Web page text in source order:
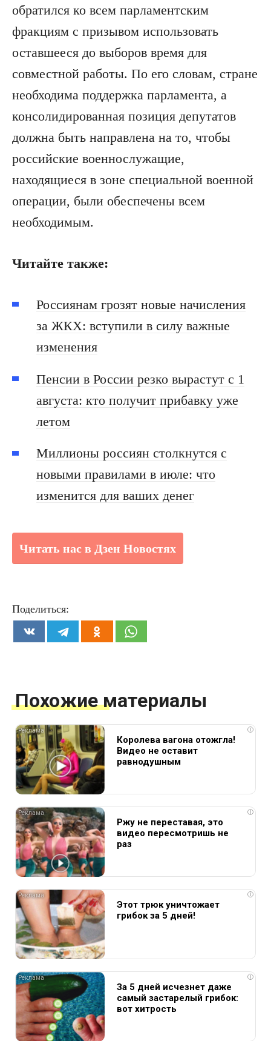
обратился ко всем парламентским
фракциям с призывом использовать
оставшееся до выборов время для
совместной работы. По его словам, стране
необходима поддержка парламента, а
консолидированная позиция депутатов
должна быть направлена на то, чтобы
российские военнослужащие,
находящиеся в зоне специальной военной
операции, были обеспечены всем
необходимым.
Читайте также:
Россиянам грозят новые начисления
за ЖКХ: вступили в силу важные
изменения
Пенсии в России резко вырастут с 1
августа: кто получит прибавку уже
летом
Миллионы россиян столкнутся с
новыми правилами в июле: что
изменится для ваших денег
Читать нас в Дзен Новостях
Поделиться:
Похожие материалы
i
Королева вагона отожгла!
Видео не оставит
равнодушным
i
Ржу не переставая, это
видео пересмотришь не
раз
i
Этот трюк уничтожает
грибок за 5 дней!
i
За 5 дней исчезнет даже
самый застарелый грибок:
вот хитрость